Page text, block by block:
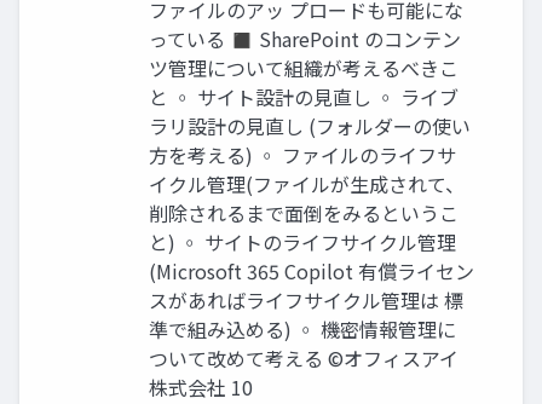
ファイルのアッ プロードも可能にな
っている ◼ SharePoint のコンテン
ツ管理について組織が考えるべきこ
と ◦ サイト設計の見直し ◦ ライブ
ラリ設計の見直し (フォルダーの使い
方を考える) ◦ ファイルのライフサ
イクル管理(ファイルが生成されて、
削除されるまで面倒をみるというこ
と) ◦ サイトのライフサイクル管理
(Microsoft 365 Copilot 有償ライセン
スがあればライフサイクル管理は 標
準で組み込める) ◦ 機密情報管理に
ついて改めて考える ©オフィスアイ
株式会社 10